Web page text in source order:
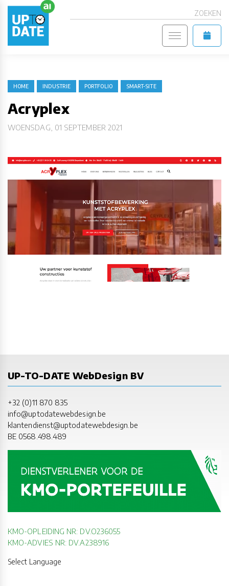
ZOEKEN
HOME INDUSTRIE PORTFOLIO SMART-SITE
Acryplex
WOENSDAG, 01 SEPTEMBER 2021
UP-TO-DATE WebDesign BV
+32 (0)11 870 835
info@uptodatewebdesign.be
klantendienst@uptodatewebdesign.be
BE 0568.498.489
KMO-OPLEIDING NR: DV.O236055
KMO-ADVIES NR: DV.A238916
Select Language